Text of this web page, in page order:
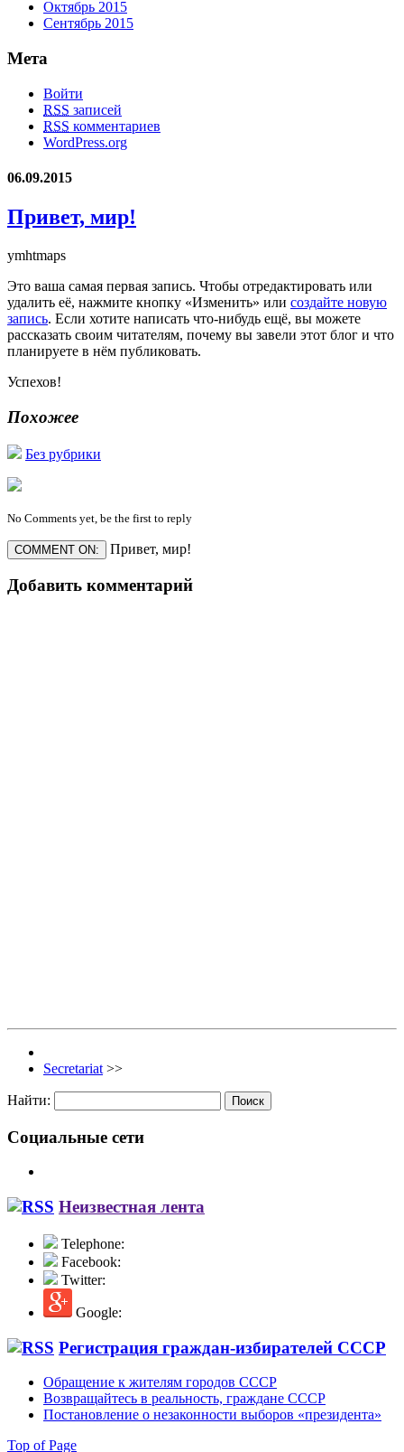
Октябрь 2015
Сентябрь 2015
Мета
Войти
RSS записей
RSS комментариев
WordPress.org
06.09.2015
Привет, мир!
ymhtmaps
Это ваша самая первая запись. Чтобы отредактировать или
удалить её, нажмите кнопку «Изменить» или создайте новую
запись. Если хотите написать что-нибудь ещё, вы можете
рассказать своим читателям, почему вы завели этот блог и что
планируете в нём публиковать.
Успехов!
Похожее
Без рубрики
No Comments yet, be the first to reply
COMMENT ON: Привет, мир!
Добавить комментарий
Secretariat >>
Найти:
Социальные сети
Неизвестная лента
Telephone:
Facebook:
Twitter:
Google:
Регистрация граждан-избирателей СССР
Обращение к жителям городов СССР
Возвращайтесь в реальность, граждане СССР
Постановление о незаконности выборов «президента»
Top of Page